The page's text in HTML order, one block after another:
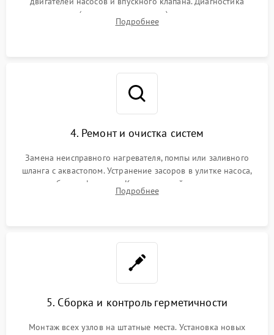
прессостата (датчика уровня воды), датчика мутности,
концевика дверцы и электронного модуля управления.
Подробнее
4. Ремонт и очистка систем
Замена неисправного нагревателя, помпы или заливного
шланга с аквастопом. Устранение засоров в улитке насоса,
патрубках и фильтрах. Компонентный ремонт платы
управления, восстановление поврежденной проводки.
Подробнее
5. Сборка и контроль герметичности
Монтаж всех узлов на штатные места. Установка новых